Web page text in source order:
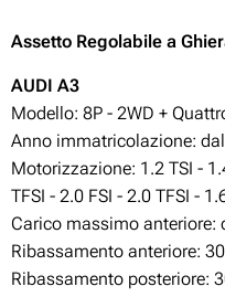
Assetto Regolabile a
AUDI A3
Modello: 8P - 2WD +
Anno immatricolazione:
Motorizzazione: 1.2 TSI -
TFSI - 2.0 FSI - 2.0 TFSI -
Carico massimo anteriore:
Ribassamento anteriore:
Ribassamento posteriore: